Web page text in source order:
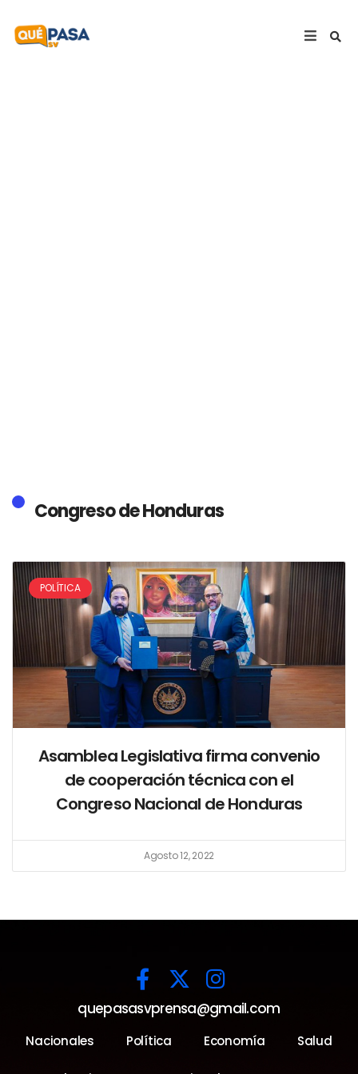
Congreso de Honduras
POLÍTICA
Asamblea Legislativa firma convenio
de cooperación técnica con el
Congreso Nacional de Honduras
Agosto 12, 2022
quepasasvprensa@gmail.com
Nacionales Política Economía Salud